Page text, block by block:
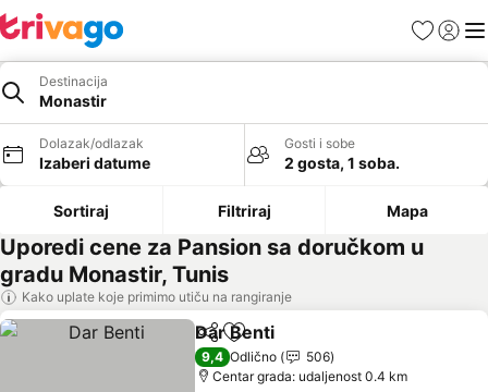
FavoritiPrijavi
Destinacija
Monastir
Dolazak/odlazak
Izaberi datume
Gosti i sobe
2 gosta, 1 soba.
Sortiraj Filtriraj Mapa
Uporedi cene za Pansion sa doručkom u
gradu Monastir, Tunis
Kako uplate koje primimo utiču na rangiranje
Deli Dodati u favorite
Dar Benti
9,4 Odlično
506
Centar grada: udaljenost 0.4 km